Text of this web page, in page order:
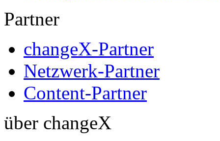
Partner
changeX-Partner
Netzwerk-Partner
Content-Partner
über changeX